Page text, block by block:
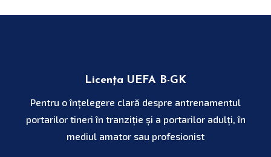
Licența UEFA B-GK
Pentru o înțelegere clară despre antrenamentul
portarilor tineri în tranziție și a portarilor adulți, în
mediul amator sau profesionist